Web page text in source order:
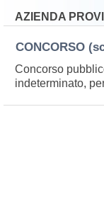
AZIENDA
CONCORSO
Concorso
indeterminato,